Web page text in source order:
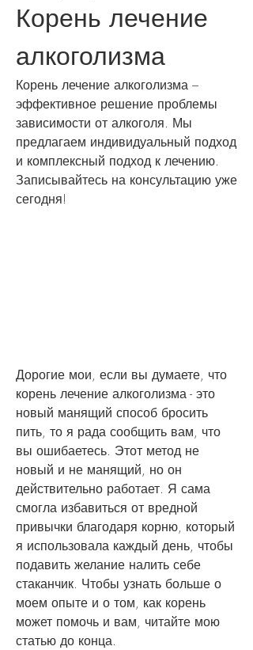
Корень лечение
алкоголизма
Корень лечение алкоголизма –
эффективное решение проблемы
зависимости от алкоголя. Мы
предлагаем индивидуальный подход
и комплексный подход к лечению.
Записывайтесь на консультацию уже
сегодня!
Дорогие мои, если вы думаете, что
корень лечение алкоголизма - это
новый манящий способ бросить
пить, то я рада сообщить вам, что
вы ошибаетесь. Этот метод не
новый и не манящий, но он
действительно работает. Я сама
смогла избавиться от вредной
привычки благодаря корню, который
я использовала каждый день, чтобы
подавить желание налить себе
стаканчик. Чтобы узнать больше о
моем опыте и о том, как корень
может помочь и вам, читайте мою
статью до конца.